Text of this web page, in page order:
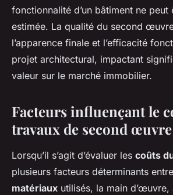
fonctionnalité d’un bâtiment ne peut
estimée. La qualité du second
l’apparence finale et l’efficacité
projet architectural, impactant
valeur sur le marché immobilier.
Facteurs influençant le
travaux de second œuvre
Lorsqu’il s’agit d’évaluer les coûts
plusieurs facteurs déterminants
matériaux utilisés, la main d’œuvre,